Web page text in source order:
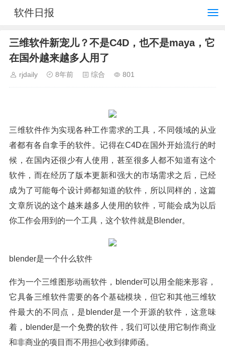
软件日报
三维软件新宠儿？不是C4D，也不是maya，它
在国外越来越多人用了
rjdaily 8年前 综合 801
三维软件作为实现各种工作需求的工具，不同领域的从业
者都有各自拿手的软件。记得在C4D在国外开始流行的时
候，在国内还很少有人使用，甚至很多人都不知道有这个
软件，而在经历了版本更新和强大的市场需求之后，已经
成为了可能每个设计师都知道的软件，所以同样的，这篇
文章所说的这个越来越多人使用的软件，可能会成为以后
你工作会用到的一个工具，这个软件就是Blender。
blender是一个什么软件
作为一个三维图形动画软件，blender可以用全能来形容，
它具备三维软件需要的各个基础模块，但它和其他三维软
件最大的不同点，是blender是一个开源的软件，这意味
着，blender是一个免费的软件，我们可以使用它制作商业
和非商业的项目而不用担心收到律师函。